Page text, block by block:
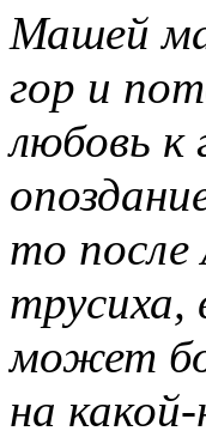
Машей
гор и
любовь к
то после
трусиха,
может
на